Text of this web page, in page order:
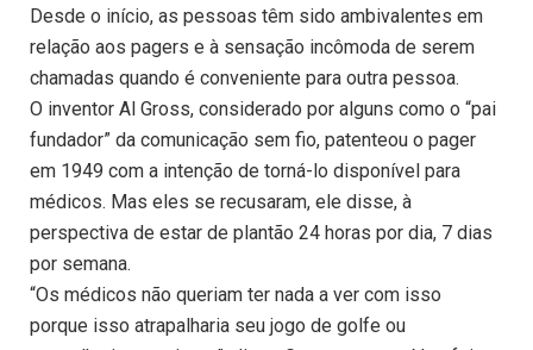
Desde o início, as pessoas têm sido ambivalentes em
relação aos pagers e à sensação incômoda de serem
chamadas quando é conveniente para outra pessoa.
O inventor Al Gross, considerado por alguns como o “pai
fundador” da comunicação sem fio, patenteou o pager
em 1949 com a intenção de torná-lo disponível para
médicos. Mas eles se recusaram, ele disse, à
perspectiva de estar de plantão 24 horas por dia, 7 dias
por semana.
“Os médicos não queriam ter nada a ver com isso
porque isso atrapalharia seu jogo de golfe ou